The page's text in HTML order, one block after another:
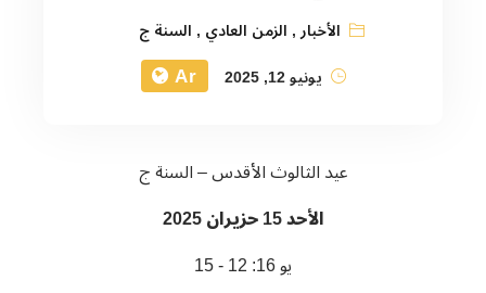
الأخبار, الزمن العادي , السنة ج
يونيو 12, 2025
Ar
عيد الثالوث الأقدس – السنة ج
الأحد 15 حزيران 2025
يو 16: 12 - 15